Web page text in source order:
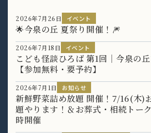
2026年7月26日 イベント
🌟今泉の丘 夏祭り開催！🎆
2026年7月18日 イベント
こども怪談ひろば 第1回｜今泉の
【参加無料・要予約】
2026年7月1日 お知らせ
新鮮野菜詰め放題 開催！7/16(木)
題やります！＆お葬式・相続トー
時開催